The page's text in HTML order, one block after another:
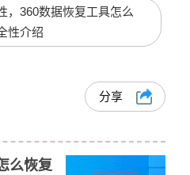
，360数据恢复工具怎么
性介绍
分享
么恢复